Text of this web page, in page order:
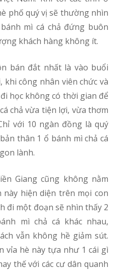
phố quý vị sẽ thường nhìn
mì cá chả đứng buôn
khách hàng không ít.
khi công nhân viên chức và
học không có thời gian để
chả vừa tiện lợi, vừa thơm
với 10 ngàn đồng là quý
thân 1 ổ bánh mì chả cá
lành.
này hiện diện trên mọi con
đi một đoạn sẽ nhìn thấy 2
mì chả cá khác nhau,
vẫn không hề giảm sút.
vỉa hè này tựa như 1 cái gì
thế với các cư dân quanh